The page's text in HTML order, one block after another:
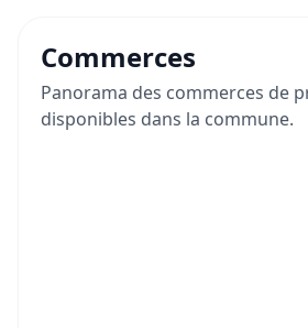
Commerces
Panorama des commerces de
disponibles dans la commune.